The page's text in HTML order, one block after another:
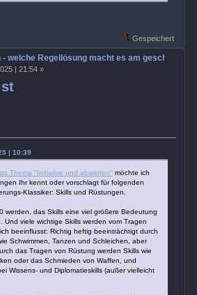
Gespeichert
- welche Regellösung macht es am
| 21:54 »
| 10:39
Thema "Initiative und abwarten" möchte ich
Ihr kennt oder vorschlagt für folgenden
Klassiker: Skills und Rüstungen.
werden, das Skills eine viel größere Bedeutung
Und viele wichtige Skills werden vom Tragen
beeinflusst: Richtig heftig beeinträchtigt durch
Schwimmen, Tanzen und Schleichen, aber
das Tragen von Rüstung werden Skills wie
oder das Schmieden von Waffen, und
Wissens- und Diplomatieskills (außer vielleicht